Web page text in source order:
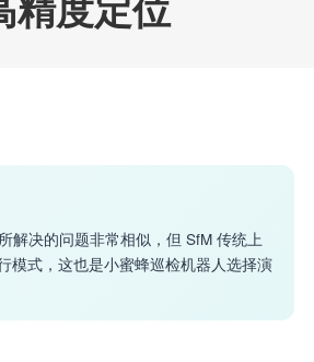
解决的问题非常相似，但 SfM 传统上
模式，这也是小蜜蜂巡检机器人选择演